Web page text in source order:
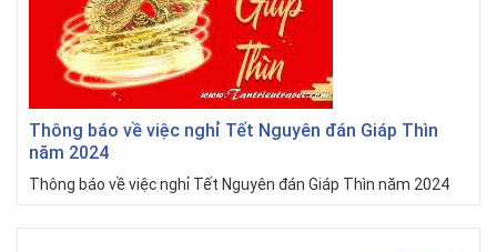
Thông báo về việc nghỉ Tết Nguyên đán Giáp Thìn
năm 2024
Thông báo về việc nghỉ Tết Nguyên đán Giáp Thìn năm 2024